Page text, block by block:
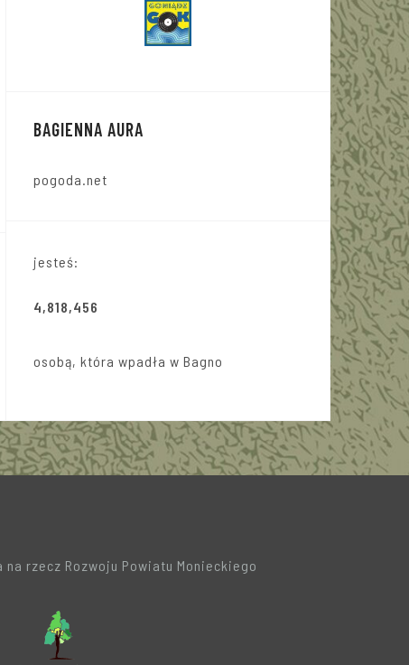
BAGIENNA AURA
pogoda.net
jesteś:
4,818,456
osobą, która wpadła w Bagno
na rzecz Rozwoju Powiatu Monieckiego